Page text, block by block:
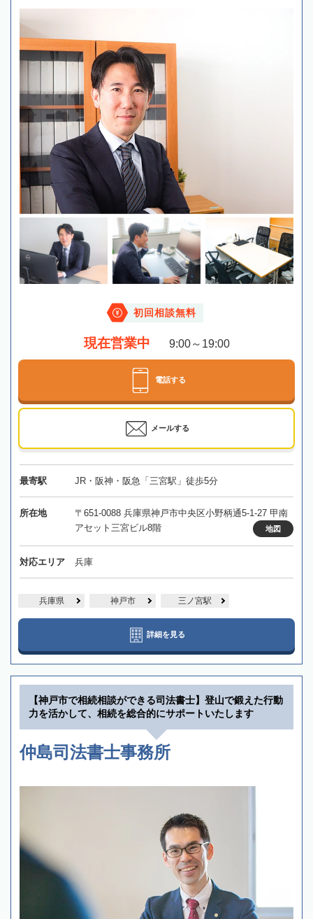
初回相談無料
現在営業中 9:00～19:00
電話する
メールする
最寄駅 JR・阪神・阪急「三宮駅」徒歩5分
所在地
〒651-0088 兵庫県神戸市中央区小野柄通5-1-27 甲南
アセット三宮ビル8階
地図
対応エリア 兵庫
兵庫県 神戸市 三ノ宮駅
詳細を見る
【神戸市で相続相談ができる司法書士】登山で鍛えた行動
力を活かして、相続を総合的にサポートいたします
仲島司法書士事務所